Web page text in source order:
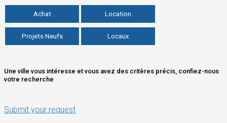
Achat Location
Projets Neufs Locaux
Une ville vous intéresse et vous avez des critères précis, confiez-nous
votre recherche
Submit your request